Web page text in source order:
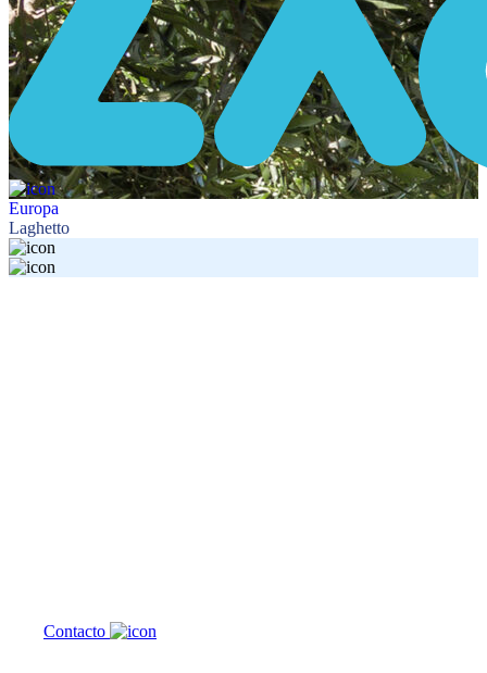
Europa
Laghetto
Contacto